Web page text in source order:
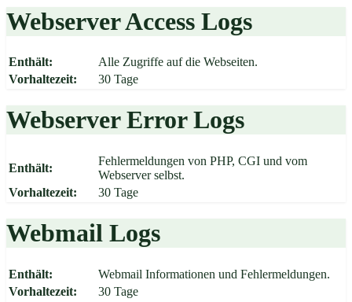
Webserver Access Logs
Enthält:
Alle Zugriffe auf die Webseiten.
Vorhaltezeit:
30 Tage
Webserver Error Logs
Enthält:
Fehlermeldungen von PHP, CGI und vom
Webserver selbst.
Vorhaltezeit:
30 Tage
Webmail Logs
Enthält:
Webmail Informationen und Fehlermeldungen.
Vorhaltezeit:
30 Tage